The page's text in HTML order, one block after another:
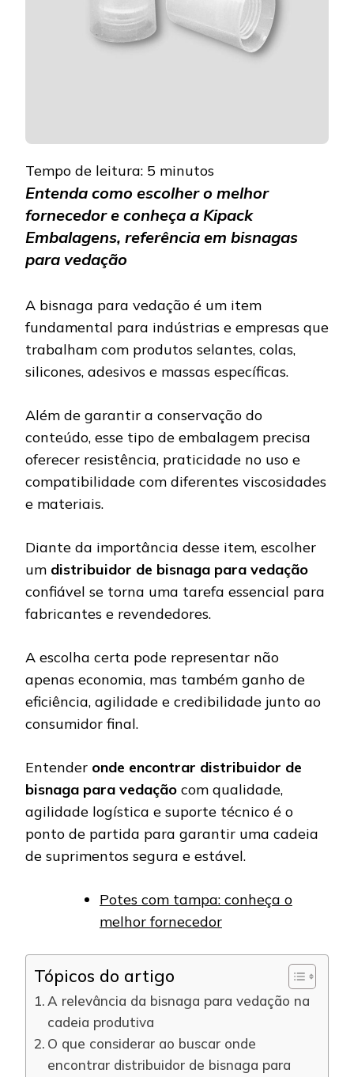
Tempo de leitura: 5 minutos
Entenda como escolher o melhor
fornecedor e conheça a Kipack
Embalagens, referência em bisnagas
para vedação
A bisnaga para vedação é um item
fundamental para indústrias e empresas que
trabalham com produtos selantes, colas,
silicones, adesivos e massas específicas.
Além de garantir a conservação do
conteúdo, esse tipo de embalagem precisa
oferecer resistência, praticidade no uso e
compatibilidade com diferentes viscosidades
e materiais.
Diante da importância desse item, escolher
um distribuidor de bisnaga para vedação
confiável se torna uma tarefa essencial para
fabricantes e revendedores.
A escolha certa pode representar não
apenas economia, mas também ganho de
eficiência, agilidade e credibilidade junto ao
consumidor final.
Entender onde encontrar distribuidor de
bisnaga para vedação com qualidade,
agilidade logística e suporte técnico é o
ponto de partida para garantir uma cadeia
de suprimentos segura e estável.
Potes com tampa: conheça o
melhor fornecedor
Tópicos do artigo
A relevância da bisnaga para vedação na
cadeia produtiva
O que considerar ao buscar onde
encontrar distribuidor de bisnaga para